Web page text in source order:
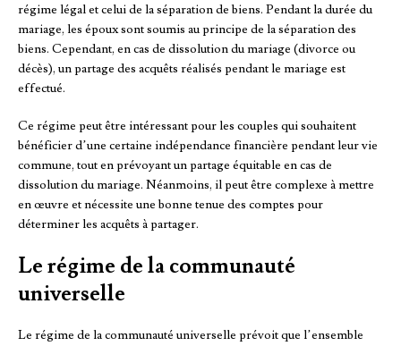
régime légal et celui de la séparation de biens. Pendant la durée du
mariage, les époux sont soumis au principe de la séparation des
biens. Cependant, en cas de dissolution du mariage (divorce ou
décès), un partage des acquêts réalisés pendant le mariage est
effectué.
Ce régime peut être intéressant pour les couples qui souhaitent
bénéficier d’une certaine indépendance financière pendant leur vie
commune, tout en prévoyant un partage équitable en cas de
dissolution du mariage. Néanmoins, il peut être complexe à mettre
en œuvre et nécessite une bonne tenue des comptes pour
déterminer les acquêts à partager.
Le régime de la communauté
universelle
Le régime de la communauté universelle prévoit que l’ensemble